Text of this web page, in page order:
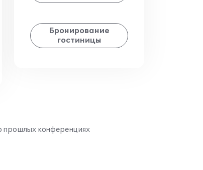
Бронирование
гостиницы
прошлых конференциях